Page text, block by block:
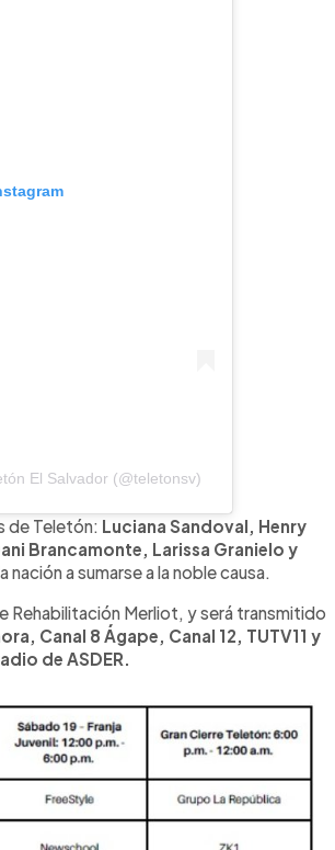
El Salvador (@teletonsv)
de Teletón: Luciana Sandoval, Henry
Brancamonte, Larissa Granielo y
nación a sumarse a la noble causa.
Rehabilitación Merliot, y será transmitido
Canal 8 Ágape, Canal 12, TUTV11 y
de ASDER.